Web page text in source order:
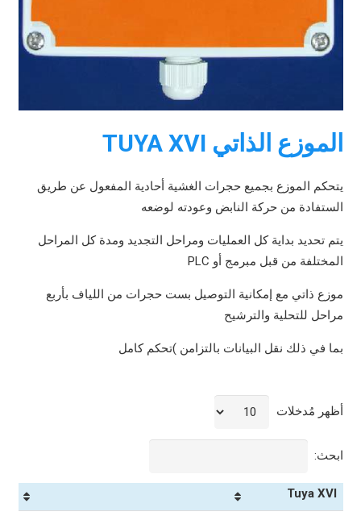
الموزع الذاتي TUYA XVI
يتحكم الموزع بجميع حجرات الغشية أحادية المفعول عن طريق
الستفادة من حركة النابض وعودته لوضعه
يتم تحديد بداية كل العمليات ومراحل التجديد ومدة كل المراحل
المختلفة من قبل مبرمج أو PLC
موزع ذاتي مع إمكانية التوصيل بست حجرات من اللياف بأربع
مراحل للتحلية والترشيح
بما في ذلك نقل البيانات بالتزامن )تحكم كامل
أظهر مُدخلات
ابحث:
Tuya XVI